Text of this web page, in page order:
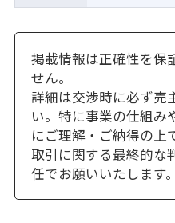
掲載情報は正確性を保
せん。
詳細は交渉時に必ず売
い。特に事業の仕組み
にご理解・ご納得の上
取引に関する最終的な
任でお願いいたします。